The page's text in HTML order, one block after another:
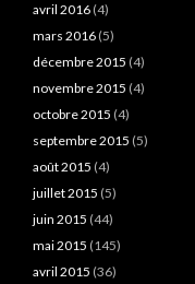
avril 2016 (4)
mars 2016 (5)
décembre 2015 (4)
novembre 2015 (4)
octobre 2015 (4)
septembre 2015 (5)
août 2015 (4)
juillet 2015 (5)
juin 2015 (44)
mai 2015 (145)
avril 2015 (36)